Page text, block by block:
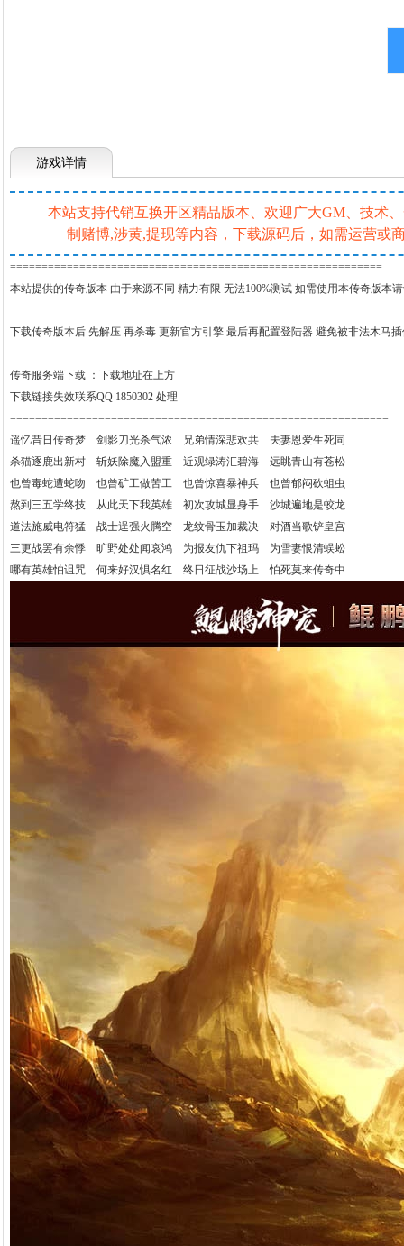
游戏详情
本站支持代销互换开区精品版本、欢迎广大GM、技术
制赌博,涉黄,提现等内容，下载源码后，如需运营或
===========================================================
本站提供的传奇版本 由于来源不同 精力有限 无法100%测试 如需使用本传奇版本
下载传奇版本后 先解压 再杀毒 更新官方引擎 最后再配置登陆器 避免被非法木马
传奇服务端下载 ：下载地址在上方
下载链接失效联系QQ 1850302 处理
============================================================
遥忆昔日传奇梦 剑影刀光杀气浓 兄弟情深悲欢共 夫妻恩爱生死同
杀猫逐鹿出新村 斩妖除魔入盟重 近观绿涛汇碧海 远眺青山有苍松
也曾毒蛇遭蛇吻 也曾矿工做苦工 也曾惊喜暴神兵 也曾郁闷砍蛆虫
熬到三五学终技 从此天下我英雄 初次攻城显身手 沙城遍地是蛟龙
道法施威电符猛 战士逞强火腾空 龙纹骨玉加裁决 对酒当歌铲皇宫
三更战罢有余悸 旷野处处闻哀鸿 为报友仇下祖玛 为雪妻恨清蜈蚣
哪有英雄怕诅咒 何来好汉惧名红 终日征战沙场上 怕死莫来传奇中